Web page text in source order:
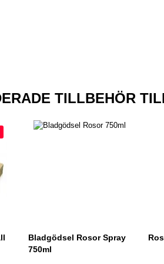
TILLBEHÖR
Bladgödsel Rosor Spray
750ml